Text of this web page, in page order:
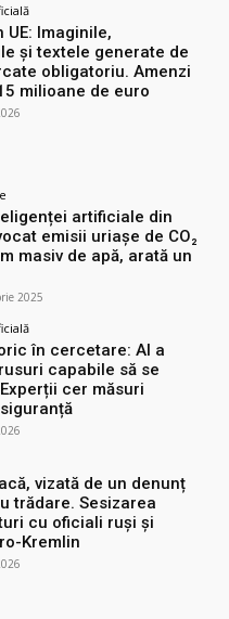
UE: Imaginile,
și textele generate de
obligatoriu. Amenzi
milioane de euro
artificiale din
emisii uriașe de CO₂
masiv de apă, arată un
2025
în cercetare: AI a
capabile să se
cer măsuri
vizată de un denunț
trădare. Sesizarea
cu oficiali ruși și
Kremlin